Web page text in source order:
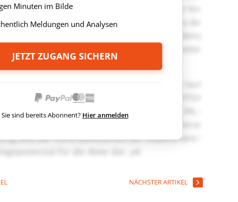
Minuten im Bilde
Meldungen und Analysen
JETZT ZUGANG SICHERN
Sie sind bereits Abonnent? Hier anmelden
NÄCHSTER ARTIKEL